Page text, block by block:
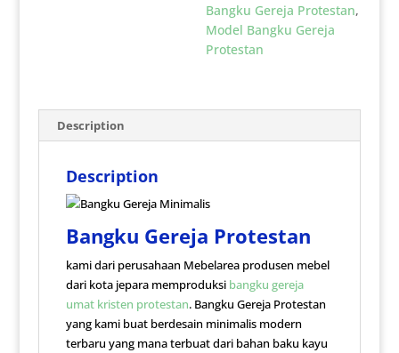
Bangku Gereja Protestan,
Model Bangku Gereja
Protestan
Description
Description
Bangku Gereja Protestan
kami dari perusahaan Mebelarea produsen mebel
dari kota jepara memproduksi bangku gereja
umat kristen protestan. Bangku Gereja Protestan
yang kami buat berdesain minimalis modern
terbaru yang mana terbuat dari bahan baku kayu